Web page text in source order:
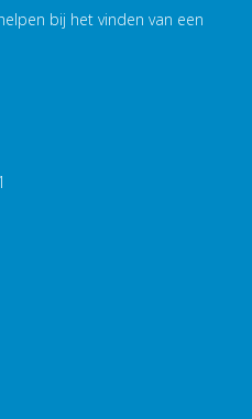
bij het vinden van een